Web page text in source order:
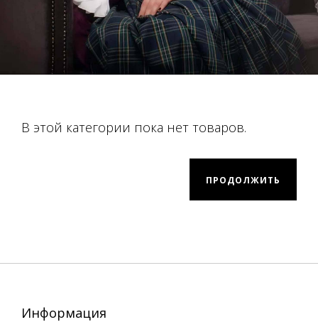
В этой категории пока нет товаров.
ПРОДОЛЖИТЬ
Информация